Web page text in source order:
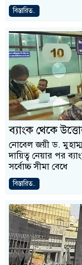
বিস্তারিত..
ব্যাংক থেকে
নোবেল জয়ী ড.
দায়িত্ব নেয়ার পর
সর্বোচ্চ সীমা বেধে
বিস্তারিত..